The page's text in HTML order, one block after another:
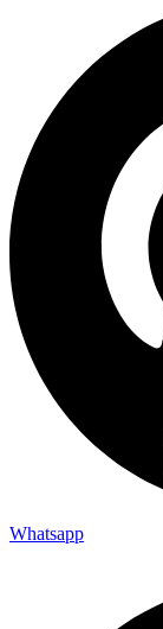
Whatsapp